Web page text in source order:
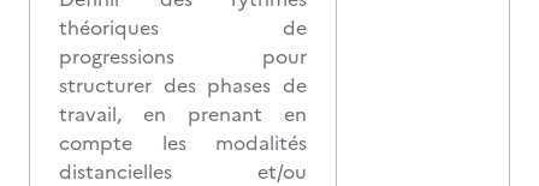
théoriques de
progressions pour
structurer des phases de
travail, en prenant en
compte les modalités
distancielles et/ou